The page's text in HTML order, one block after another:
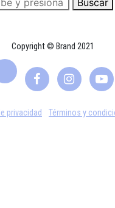
Copyright © Brand 2021
privacidad Términos y